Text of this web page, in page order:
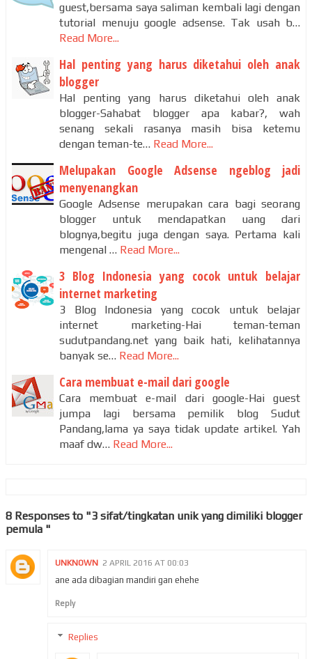
guest,bersama saya saliman kembali lagi dengan
tutorial menuju google adsense. Tak usah b…
Read More...
Hal penting yang harus diketahui oleh anak
blogger
Hal penting yang harus diketahui oleh anak
blogger-Sahabat blogger apa kabar?, wah
senang sekali rasanya masih bisa ketemu
dengan teman-te… Read More...
Melupakan Google Adsense ngeblog jadi
menyenangkan
Google Adsense merupakan cara bagi seorang
blogger untuk mendapatkan uang dari
blognya,begitu juga dengan saya. Pertama kali
mengenal … Read More...
3 Blog Indonesia yang cocok untuk belajar
internet marketing
3 Blog Indonesia yang cocok untuk belajar
internet marketing-Hai teman-teman
sudutpandang.net yang baik hati, kelihatannya
banyak se… Read More...
Cara membuat e-mail dari google
Cara membuat e-mail dari google-Hai guest
jumpa lagi bersama pemilik blog Sudut
Pandang,lama ya saya tidak update artikel. Yah
maaf dw… Read More...
8 Responses to "3 sifat/tingkatan unik yang dimiliki blogger
pemula "
UNKNOWN 2 APRIL 2016 AT 00:03
ane ada dibagian mandiri gan ehehe
Reply
Replies